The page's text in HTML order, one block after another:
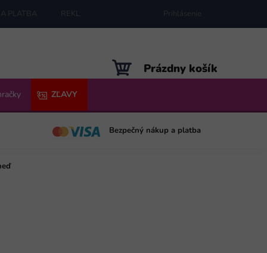
PLATBA REKLAMÁCIE MAPA SERVERU
Prihlásenie
NÁKUPNÝ
KOŠÍK
Prázdny košík
ZĽAVY
Bezpečný nákup a platba